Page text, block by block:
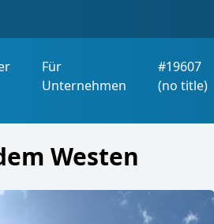
Für
Unternehmen
#19607
(no title)
Westen